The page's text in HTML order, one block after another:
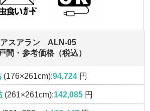
アスアラン ALN-05
間・参考価格（税込）
(176×261cm):94,724円
(261×261cm):142,085円